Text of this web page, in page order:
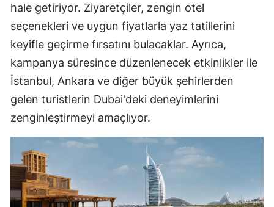
hale getiriyor. Ziyaretçiler, zengin otel
seçenekleri ve uygun fiyatlarla yaz tatillerini
keyifle geçirme fırsatını bulacaklar. Ayrıca,
kampanya süresince düzenlenecek etkinlikler ile
İstanbul, Ankara ve diğer büyük şehirlerden
gelen turistlerin Dubai'deki deneyimlerini
zenginleştirmeyi amaçlıyor.